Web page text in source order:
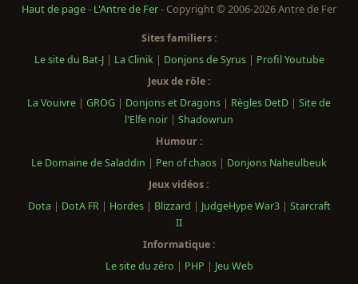
Haut de page- L'Antre de Fer- Copyright © 2006-2026 Antre de Fer
Sites familiers :
Le site du Bat-J| La Clinik| Donjons de Syrus| Profil Youtube
Jeux de rôle :
La Vouivre | GROG | Donjons et Dragons | Règles DetD | Site de
l'Elfe noir | Shadowrun
Humour :
Le Domaine de Saladdin | Pen of chaos | Donjons Naheulbeuk
Jeux vidéos :
Dota | DotA FR| Hordes| Blizzard | JudgeHype War3| Starcraft
II
Informatique :
Le site du zéro | PHP | Jeu Web